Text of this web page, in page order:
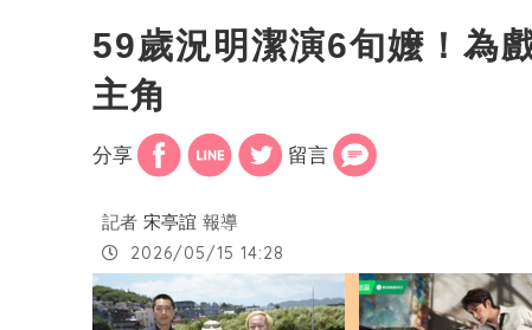
59歲況明潔演6旬嬤！為
主角
分享 留言
記者 宋亭誼 報導
2026/05/15 14:28